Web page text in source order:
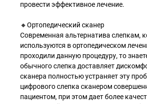
провести эффективное лечение.
🔸Ортопедический сканер
Современная альтернатива слепкам,
используются в ортопедическом
проходили данную процедуру, то
обычного слепка доставляет
сканера полностью устраняет эту
цифрового слепка сканером
пациентом, при этом дает более